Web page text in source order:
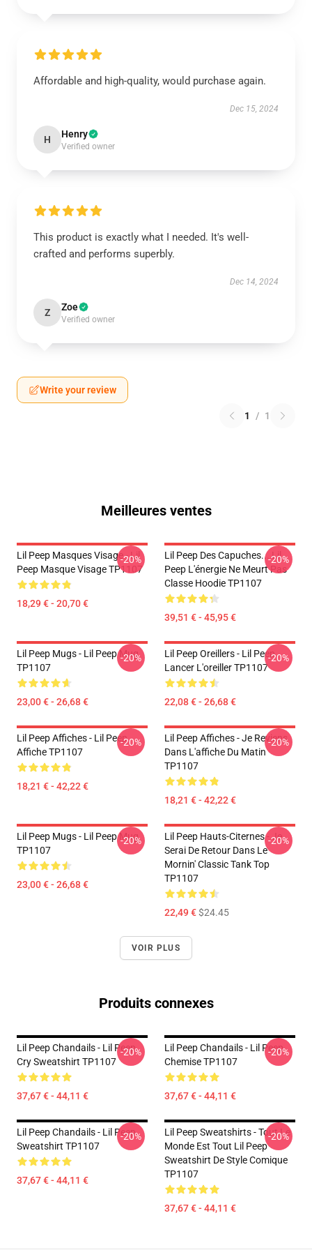
Affordable and high-quality, would purchase again.
Dec 15, 2024
H Henry
Verified owner
This product is exactly what I needed. It's well-
crafted and performs superbly.
Dec 14, 2024
Z Zoe
Verified owner
Write your review
1 / 1
Meilleures ventes
Lil Peep Masques Visage - Lil
Peep Masque Visage TP1107
18,29 € - 20,70 €
-20%
Lil Peep Des Capuches... Lil
Peep L'énergie Ne Meurt Pas
Classe Hoodie TP1107
39,51 € - 45,95 €
-20%
Lil Peep Mugs - Lil Peep Mug
TP1107
23,00 € - 26,68 €
-20%
Lil Peep Oreillers - Lil Peep
Lancer L'oreiller TP1107
22,08 € - 26,68 €
-20%
Lil Peep Affiches - Lil Peep
Affiche TP1107
18,21 € - 42,22 €
-20%
Lil Peep Affiches - Je Reviens
Dans L'affiche Du Matin
TP1107
18,21 € - 42,22 €
-20%
Lil Peep Mugs - Lil Peep Mug
TP1107
23,00 € - 26,68 €
-20%
Lil Peep Hauts-Citernes - Je
Serai De Retour Dans Le
Mornin' Classic Tank Top
TP1107
22,49 €$24.45
-20%
VOIR PLUS
Produits connexes
Lil Peep Chandails - Lil Peep
Cry Sweatshirt TP1107
37,67 € - 44,11 €
-20%
Lil Peep Chandails - Lil Peep
Chemise TP1107
37,67 € - 44,11 €
-20%
Lil Peep Chandails - Lil Peep
Sweatshirt TP1107
37,67 € - 44,11 €
-20%
Lil Peep Sweatshirts - Tout Le
Monde Est Tout Lil Peep
Sweatshirt De Style Comique
TP1107
37,67 € - 44,11 €
-20%